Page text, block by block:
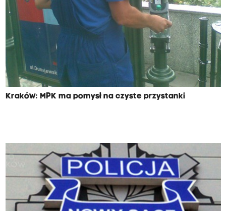
Kraków: MPK ma pomysł na czyste przystanki